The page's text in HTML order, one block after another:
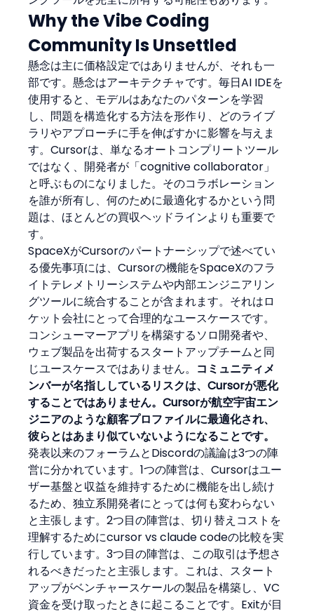
Why the Vibe Coding
Community Is Unsettled
懸念は主に価格設定ではありませんが、それも一
部です。懸念はアーキテクチャです。毎日AI IDEを
使用すると、モデルはあなたのパターンを学習
し、問題を構造化する方法を形作り、どのライブ
ラリやアプローチに手を伸ばすかに影響を与えま
す。Cursorは、単なるオートコンプリートツール
ではなく、開発者が「cognitive collaborator」
と呼ぶものになりました。そのコラボレーション
を誰が所有し、何のために最適化するかという問
題は、ほとんどの買収ヘッドラインよりも重要で
す。
SpaceXがCursorのパートナーシップで述べてい
る優先事項には、Cursorの機能をSpaceXのフラ
イトテレメトリーシステムや内部エンジニアリン
グツールに統合することが含まれます。それはロ
ケット会社にとって合理的なユースケースです。
コンシューマーアプリを構築するソロ開発者や、
ウェブ製品を出荷するスタートアップチームと同
じユースケースではありません。 コミュニティメ
ンバーが名指ししているリスクは、Cursorが悪化
することではありません。Cursorが航空宇宙エン
ジニアのような顧客プロファイルに最適化され、
彼らとはあまり似ていないようになることです。
発表以来のフォーラムとDiscordの議論は3つの陣
営に分かれています。1つの陣営は、Cursorはユー
ザー基盤と収益を維持するために機能を出し続け
るため、独立系開発者にとっては何も変わらない
と主張します。2つ目の陣営は、切り替えコストを
理解するためにcursor vs claude codeの比較を実
行しています。3つ目の陣営は、この取引は予想さ
れるべきだったと主張します。これは、スタート
アップがベンチャースケールの製品を構築し、VC
資金を受け取ったときに起こることです。Exitが目